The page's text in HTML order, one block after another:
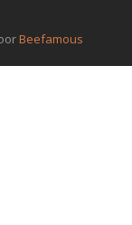
Beefamous